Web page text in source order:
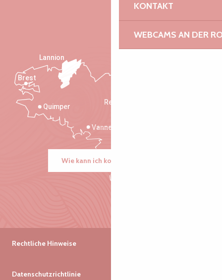
KONTAKT
WEBCAMS AN DER
Rennes
Vannes
Quimper
Lannion
Brest
Wie kann ich kommen?
Rechtliche Hinweise
Datenschutzrichtlinie